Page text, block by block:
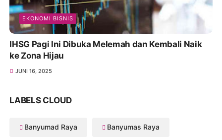
EKONOMI BISNIS
IHSG Pagi Ini Dibuka Melemah dan Kembali Naik
ke Zona Hijau
JUNI 16, 2025
LABELS CLOUD
Banyumad Raya Banyumas Raya